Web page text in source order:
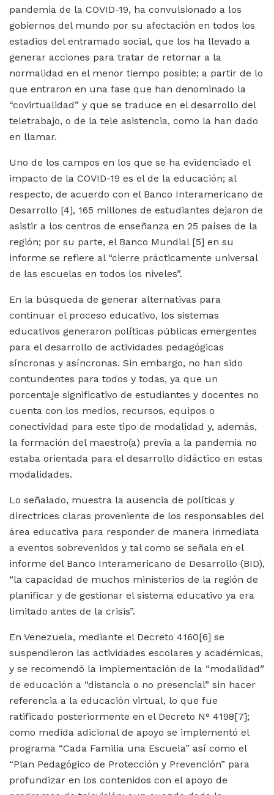
pandemia de la COVID-19, ha convulsionado a los
gobiernos del mundo por su afectación en todos los
estadios del entramado social, que los ha llevado a
generar acciones para tratar de retornar a la
normalidad en el menor tiempo posible; a partir de lo
que entraron en una fase que han denominado la
“covirtualidad” y que se traduce en el desarrollo del
teletrabajo, o de la tele asistencia, como la han dado
en llamar.
Uno de los campos en los que se ha evidenciado el
impacto de la COVID-19 es el de la educación; al
respecto, de acuerdo con el Banco Interamericano de
Desarrollo [4], 165 millones de estudiantes dejaron de
asistir a los centros de enseñanza en 25 países de la
región; por su parte, el Banco Mundial[5] en su
informe se refiere al “cierre prácticamente universal
de las escuelas en todos los niveles”.
En la búsqueda de generar alternativas para
continuar el proceso educativo, los sistemas
educativos generaron políticas públicas emergentes
para el desarrollo de actividades pedagógicas
síncronas y asíncronas. Sin embargo, no han sido
contundentes para todos y todas, ya que un
porcentaje significativo de estudiantes y docentes no
cuenta con los medios, recursos, equipos o
conectividad para este tipo de modalidad y, además,
la formación del maestro(a) previa a la pandemia no
estaba orientada para el desarrollo didáctico en estas
modalidades.
Lo señalado, muestra la ausencia de políticas y
directrices claras proveniente de los responsables del
área educativa para responder de manera inmediata
a eventos sobrevenidos y tal como se señala en el
informe del Banco Interamericano de Desarrollo (BID),
“la capacidad de muchos ministerios de la región de
planificar y de gestionar el sistema educativo ya era
limitado antes de la crisis”.
En Venezuela, mediante el Decreto 4160[6] se
suspendieron las actividades escolares y académicas,
y se recomendó la implementación de la “modalidad”
de educación a “distancia o no presencial” sin hacer
referencia a la educación virtual, lo que fue
ratificado posteriormente en el Decreto N° 4198[7];
como medida adicional de apoyo se implementó el
programa “Cada Familia una Escuela” así como el
“Plan Pedagógico de Protección y Prevención” para
profundizar en los contenidos con el apoyo de